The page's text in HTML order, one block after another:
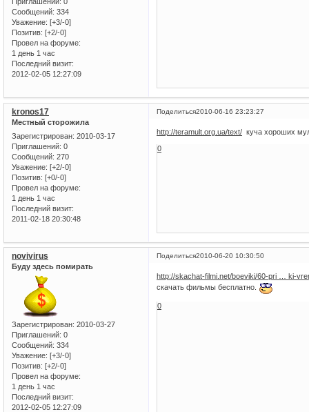
Сообщений: 334
Уважение: [+3/-0]
Позитив: [+2/-0]
Провел на форуме:
1 день 1 час
Последний визит:
2012-02-05 12:27:09
Поделиться2010-06-16 23:23:27
kronos17
Местный сторожила
Зарегистрирован: 2010-03-17
Приглашений: 0
Сообщений: 270
Уважение: [+2/-0]
Позитив: [+0/-0]
Провел на форуме:
1 день 1 час
Последний визит:
2011-02-18 20:30:48
http://teramult.org.ua/text/ куча хороших
0
Поделиться2010-06-20 10:30:50
novivirus
Буду здесь помирать
Зарегистрирован: 2010-03-27
Приглашений: 0
Сообщений: 334
Уважение: [+3/-0]
Позитив: [+2/-0]
Провел на форуме:
1 день 1 час
Последний визит:
2012-02-05 12:27:09
http://skachat-filmi.net/boeviki/60-pri … ki-
скачать фильмы бесплатно.
0